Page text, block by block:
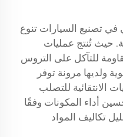
تصنيع السيارات تنوع
حيث تُنتج عمليات
للتآكل على التروس
ولديها مرونة توفر
الانتقائية للتصلب
أداء المكونات وفقًا
تكاليف المواد